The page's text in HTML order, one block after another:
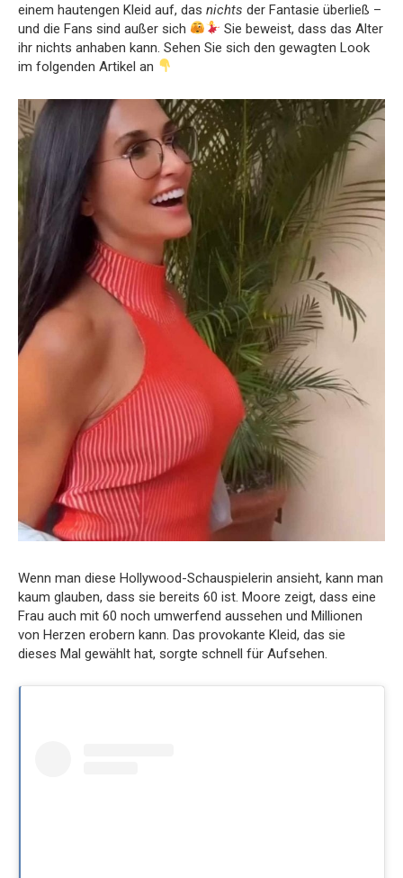
einem hautengen Kleid auf, das nichts der Fantasie überließ –
und die Fans sind außer sich
Sie beweist, dass das Alter
ihr nichts anhaben kann. Sehen Sie sich den gewagten Look
im folgenden Artikel an
Wenn man diese Hollywood-Schauspielerin ansieht, kann man
kaum glauben, dass sie bereits 60 ist. Moore zeigt, dass eine
Frau auch mit 60 noch umwerfend aussehen und Millionen
von Herzen erobern kann. Das provokante Kleid, das sie
dieses Mal gewählt hat, sorgte schnell für Aufsehen.